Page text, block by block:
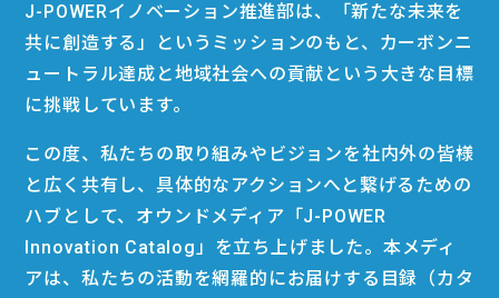
J-POWERイノベーション推進部は、「新たな未来を
共に創造する」というミッションのもと、カーボンニ
ュートラル達成と地域社会への貢献という大きな目標
に挑戦しています。
この度、私たちの取り組みやビジョンを社内外の皆様
と広く共有し、具体的なアクションへと繋げるための
ハブとして、オウンドメディア「J-POWER
Innovation Catalog」を立ち上げました。本メディ
アは、私たちの活動を網羅的にお届けする目録（カタ